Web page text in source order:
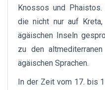
Knossos und Phaistos.
die nicht nur auf
ägäischen Inseln
zu den
ägäischen Sprachen.
In der Zeit vom 17. bis